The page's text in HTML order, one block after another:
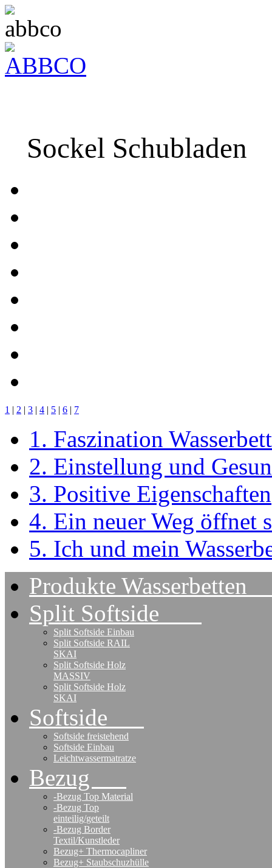
Sockel Schubladen
1 | 2 | 3 | 4 | 5 | 6 | 7
1. Faszination Wasserbett
2. Einstellung und
3. Positive Eigenschaften
4. Ein neuer Weg öffnet
5. Ich und mein
Produkte
Split Softside
Split Softside Einbau
Split Softside RAIL
SKAI
Split Softside Holz
MASSIV
Split Softside Holz
SKAI
Softside
Softside freistehend
Softside Einbau
Leichtwassermatratze
Bezug
-Bezug Top Material
-Bezug Top
einteilig/geteilt
-Bezug Border
Textil/Kunstleder
Bezug+ Thermocapliner
Bezug+ Staubschuzhülle